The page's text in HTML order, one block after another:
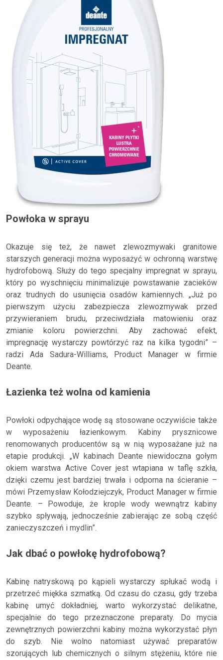
Powłoka w sprayu
Okazuje się też, że nawet zlewozmywaki granitowe
starszych generacji można wyposażyć w ochronną warstwę
hydrofobową. Służy do tego specjalny impregnat w sprayu,
który po wyschnięciu minimalizuje powstawanie zacieków
oraz trudnych do usunięcia osadów kamiennych. „Już po
pierwszym użyciu zabezpiecza zlewozmywak przed
przywieraniem brudu, przeciwdziała matowieniu oraz
zmianie koloru powierzchni. Aby zachować efekt,
impregnację wystarczy powtórzyć raz na kilka tygodni” –
radzi Ada Sadura-Williams, Product Manager w firmie
Deante.
Łazienka też wolna od kamienia
Powłoki odpychające wodę są stosowane oczywiście także
w wyposażeniu łazienkowym. Kabiny prysznicowe
renomowanych producentów są w nią wyposażane już na
etapie produkcji. „W kabinach Deante niewidoczna gołym
okiem warstwa Active Cover jest wtapiana w taflę szkła,
dzięki czemu jest bardziej trwała i odporna na ścieranie –
mówi Przemysław Kołodziejczyk, Product Manager w firmie
Deante. – Powoduje, że krople wody wewnątrz kabiny
szybko spływają, jednocześnie zabierając ze sobą część
zanieczyszczeń i mydlin”.
Jak dbać o powłokę hydrofobową?
Kabinę natryskową po kąpieli wystarczy spłukać wodą i
przetrzeć miękka szmatką. Od czasu do czasu, gdy trzeba
kabinę umyć dokładniej, warto wykorzystać delikatne,
specjalnie do tego przeznaczone preparaty. Do mycia
zewnętrznych powierzchni kabiny można wykorzystać płyn
do szyb. Nie wolno natomiast używać preparatów
szorujących lub chemicznych o silnym stężeniu, które nie